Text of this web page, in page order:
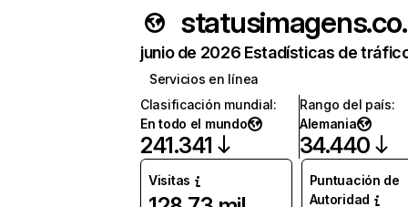
junio de 2026 Estadísticas de
Servicios en línea
Clasificación mundial:
En todo el mundo
241.341
Rango del país:
Alemania
34.440
Visitas
Puntuación de
Autoridad